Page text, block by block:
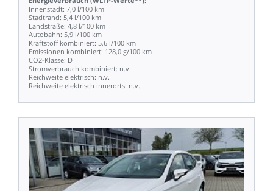
Innenstadt: 7,0 l/100 km
Stadtrand: 5,4 l/100 km
Landstraße: 4,8 l/100 km
Autobahn: 5,9 l/100 km
Kraftstoff kombiniert: 5,6 l/100 km
Emissionen kombiniert: 128,0 g/100 km
CO2-Klasse: D
Stromverbrauch kombiniert: n.v.
Reichweite elektrisch: n.v.
Reichweite elektrisch innerorts: n.v.